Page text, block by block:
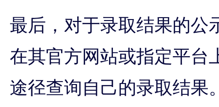
最后，对于录取结果的公
在其官方网站或指定平台
途径查询自己的录取结果